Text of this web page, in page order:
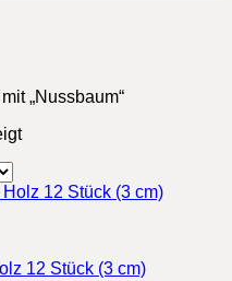
„Nussbaum“
12 Stück (3 cm)